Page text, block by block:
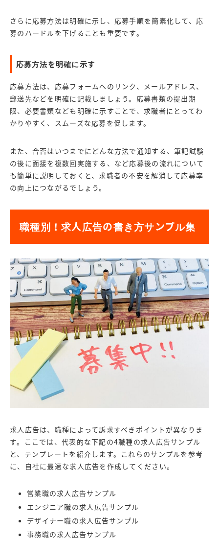
さらに応募方法は明確に示し、応募手順を簡素化して、応
募のハードルを下げることも重要です。
応募方法を明確に示す
応募方法は、応募フォームへのリンク、メールアドレス、
郵送先などを明確に記載しましょう。応募書類の提出期
限、必要書類なども明確に示すことで、求職者にとってわ
かりやすく、スムーズな応募を促します。
また、合否はいつまでにどんな方法で通知する、筆記試験
の後に面接を複数回実施する、など応募後の流れについて
も簡単に説明しておくと、求職者の不安を解消して応募率
の向上につながるでしょう。
職種別！求人広告の書き方サンプル集
求人広告は、職種によって訴求すべきポイントが異なりま
す。ここでは、代表的な下記の4職種の求人広告サンプル
と、テンプレートを紹介します。これらのサンプルを参考
に、自社に最適な求人広告を作成してください。
営業職の求人広告サンプル
エンジニア職の求人広告サンプル
デザイナー職の求人広告サンプル
事務職の求人広告サンプル